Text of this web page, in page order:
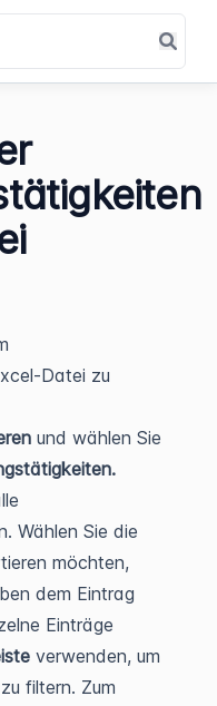
Datei zu
und wählen Sie
Wählen Sie die
möchten,
dem Eintrag
Einträge
verwenden, um
filtern. Zum